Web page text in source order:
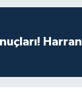
Harran